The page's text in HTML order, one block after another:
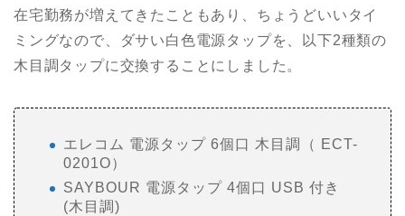
在宅勤務が増えてきたこともあり、ちょうどいいタイ
ミングなので、ダサい白色電源タップを、以下2種類の
木目調タップに交換することにしました。
エレコム 電源タップ 6個口 木目調（ ECT-
0201O）
SAYBOUR 電源タップ 4個口 USB 付き
(木目調)